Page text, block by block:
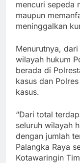
mencuri sepeda
maupun
meninggalkan
Menurutnya,
wilayah hukum
berada di
kasus dan
kasus.
“Dari total
seluruh wilayah
dengan jumlah
Palangka Raya
Kotawaringin